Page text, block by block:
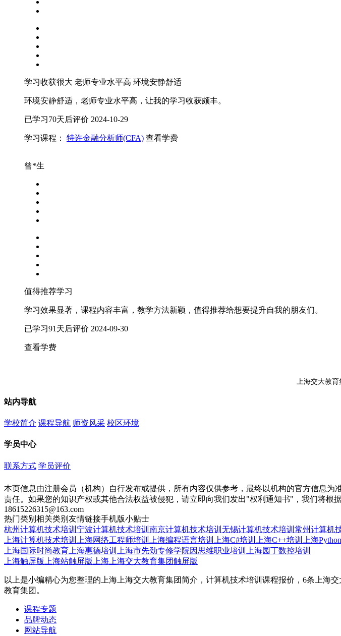
学习收获很大 老师专业水平高 环境安静舒适
环境安静舒适，老师专业水平高，让我的学习收获颇丰。
已学习70天后评价 2024-10-29
学习课程： 特许金融分析师(CFA) 查看学费
曾*生
值得推荐学习
学习效果显著，课程内容丰富，教学方法新颖，值得推荐给想要提升自我的朋友们。
已学习91天后评价 2024-09-30
查看学费
上海交大教
站内导航
学校简介 课程导航 师资风采 校区环境
学员中心
联系方式 学员评价
本页信息由注册会员（机构）自行发布或提供，所有内容仅供参考，最终以机构的官方信息
责任。如果您的知识产权或其他合法权益被侵犯，请立即向我们发出"权利通知书"，我们将根
18615226315@163.com
热门类别 相关类别 友情链接手机版小贴士
杭州计算机技术培训 宁波计算机技术培训 南京计算机技术培训 无锡计算机技术培训 常州计算机
上海计算机技术培训
上海网络工程师培训 上海编程语言培训 上海C#培训 上海C++培训 上海
上海国际时尚教育 上海惠德培训 上海市先劲专修学院因思维职业培训
上海园丁数控培训
上海触屏版 上海站触屏版 上海上海交大教育集团触屏版
以上是小编精心为您整理的上海上海交大教育集团简介，计算机技术培训课程报价，6条上
教育集团。
课程专题
品牌动态
网站导航